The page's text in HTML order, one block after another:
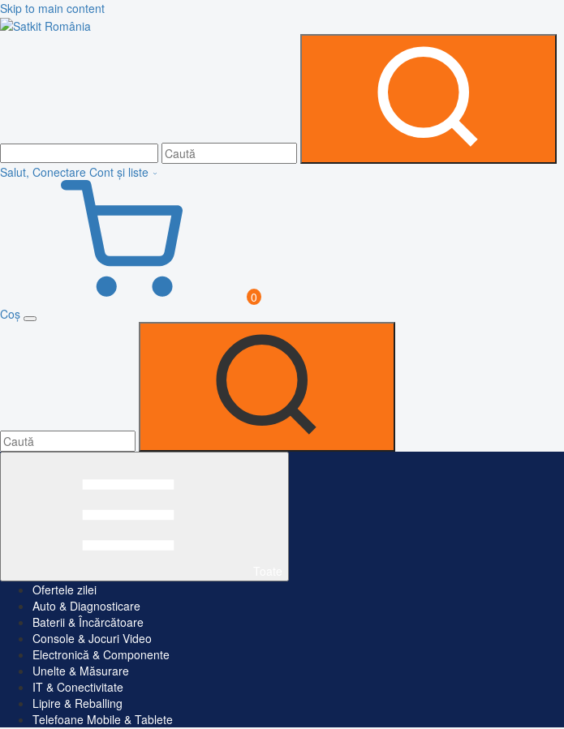
Skip to main content
Salut, Conectare Cont și liste
0
Coș
Ofertele zilei
Auto & Diagnosticare
Baterii & Încărcătoare
Console & Jocuri Video
Electronică & Componente
Unelte & Măsurare
IT & Conectivitate
Lipire & Reballing
Telefoane Mobile & Tablete